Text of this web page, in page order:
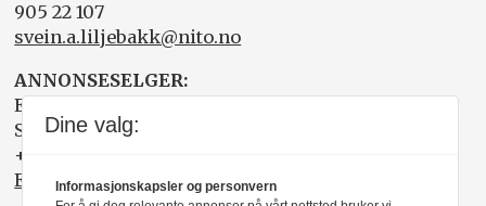
905 22 107
svein.a.liljebakk@nito.no
ANNONSESELGER:
Elisabeth R. Wåde
Salgsfabrikken
+47 919 03 208
Elisabeth@salgsfabrikken.no
Dine valg:
Informasjonskapsler og personvern